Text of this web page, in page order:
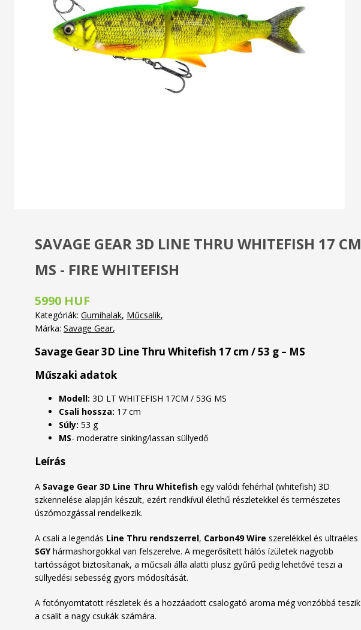
SAVAGE GEAR 3D LINE THRU WHITEFISH 17 CM
MS - FIRE WHITEFISH
5990 HUF
Kategóriák: Gumihalak Műcsalik
Márka: Savage Gear
Savage Gear 3D Line Thru Whitefish 17 cm / 53 g – MS
Műszaki adatok
Modell: 3D LT WHITEFISH 17CM / 53G MS
Csali hossza: 17 cm
Súly: 53 g
MS- moderatre sinking/lassan süllyedő
Leírás
A Savage Gear 3D Line Thru Whitefish egy valódi fehérhal (whitefish) 3D
szkennelése alapján készült, ezért rendkívül élethű részletekkel és természetes
úszómozgással rendelkezik.
A csali a legendás Line Thru rendszerrel, Carbon49 Wire szerelékkel és ultraéles
SGYhármashorgokkal van felszerelve. A megerősített hálós ízületek nagyobb
tartósságot biztosítanak, a műcsali álla alatti plusz gyűrű pedig lehetővé teszi a
süllyedési sebesség gyors módosítását.
A fotónyomtatott részletek és a hozzáadott csalogató aroma még vonzóbbá teszik
a csalit a nagy csukák számára.